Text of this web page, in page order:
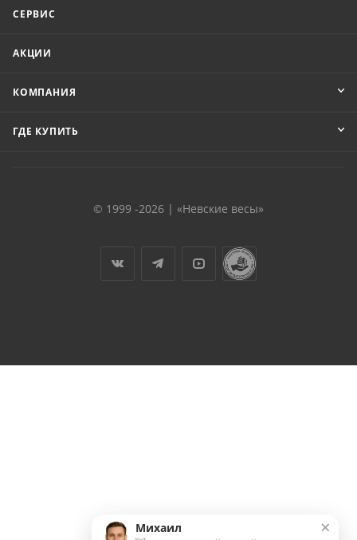
СЕРВИС
АКЦИИ
КОМПАНИЯ
ГДЕ КУПИТЬ
© 1999 -2026 | «Невские весы»
×
Михаил